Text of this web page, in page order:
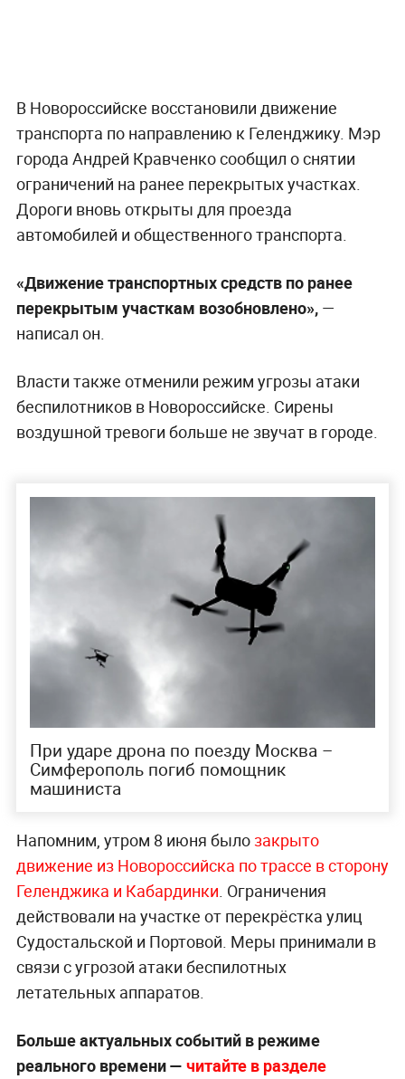
В Новороссийске восстановили движение
транспорта по направлению к Геленджику. Мэр
города Андрей Кравченко сообщил о снятии
ограничений на ранее перекрытых участках.
Дороги вновь открыты для проезда
автомобилей и общественного транспорта.
«Движение транспортных средств по ранее
перекрытым участкам возобновлено»,—
написал он.
Власти также отменили режим угрозы атаки
беспилотников в Новороссийске. Сирены
воздушной тревоги больше не звучат в городе.
При ударе дрона по поезду Москва –
Симферополь погиб помощник
машиниста
Напомним, утром 8 июня былозакрыто
движение из Новороссийска по трассе в сторону
Геленджика и Кабардинки. Ограничения
действовали на участке от перекрёстка улиц
Судостальской и Портовой. Меры принимали в
связи с угрозой атаки беспилотных
летательных аппаратов.
Больше актуальных событий в режиме
реального времени — читайте в разделе